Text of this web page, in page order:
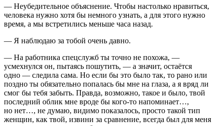
— Неубедительное объяснение. Чтобы настолько нравиться,
человека нужно хотя бы немного узнать, а для этого нужно
время, а мы встретились меньше часа назад.
— Я наблюдаю за тобой очень давно.
— На работника спецслужб ты точно не похожа, —
усмехнулся он, пытаясь пошутить, — а значит, остаётся
одно — следила сама. Но если бы это было так, то рано или
поздно ты обязательно попалась бы мне на глаза, а я вряд ли
смог бы тебя забыть. Правда, возможно, такое и было, твой
последний облик мне вроде бы кого-то напоминает…,
но нет…, не думаю, видимо показалось, просто такой тип
женщин, как твой, извини за сравнение, всегда был для меня